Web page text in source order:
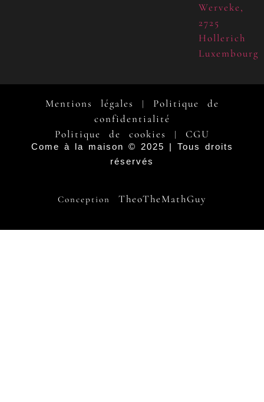
Werveke,
2725
Hollerich
Luxembourg
Mentions légales | Politique de
confidentialité
Politique de cookies
| CGU
Come à la maison © 2025 | Tous droits
réservés
Conception TheoTheMathGuy